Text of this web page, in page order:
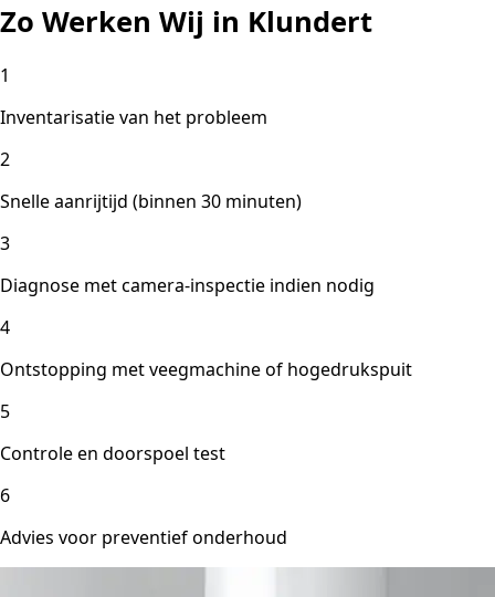
Zo Werken Wij in Klundert
1
Inventarisatie van het probleem
2
Snelle aanrijtijd (binnen 30 minuten)
3
Diagnose met camera-inspectie indien nodig
4
Ontstopping met veegmachine of hogedrukspuit
5
Controle en doorspoel test
6
Advies voor preventief onderhoud